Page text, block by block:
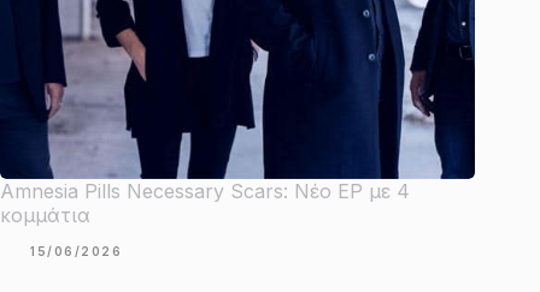
Amnesia Pills Necessary Scars: Νέο EP με 4
κομμάτια
15/06/2026